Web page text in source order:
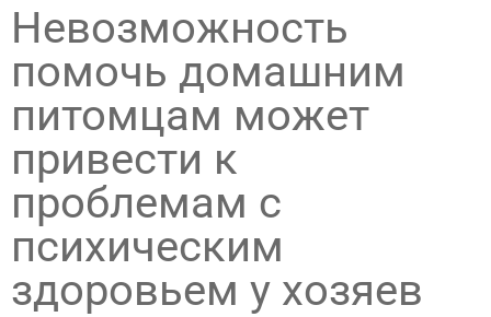
Невозможность
помочь домашним
питомцам может
привести к
проблемам с
психическим
здоровьем у хозяев